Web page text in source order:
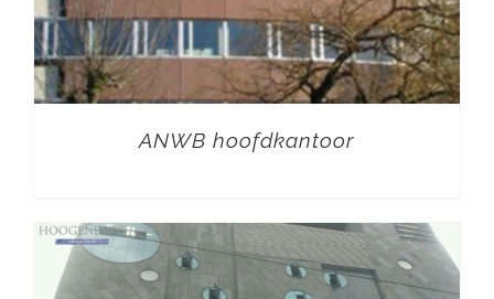
ANWB hoofdkantoor